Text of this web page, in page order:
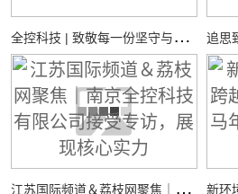
全
控科技 | 致敬每一份坚守与热爱
江
苏国际频道＆荔枝网聚焦｜南京全控科技有限公司接受专访，展现核心实力